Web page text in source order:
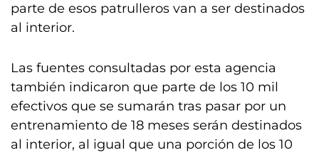
parte de esos patrulleros van a ser destinados
al interior.
Las fuentes consultadas por esta agencia
también indicaron que parte de los 10 mil
efectivos que se sumarán tras pasar por un
entrenamiento de 18 meses serán destinados
al interior, al igual que una porción de los 10